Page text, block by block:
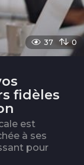
37 0
fidèles
est
à ses
pour